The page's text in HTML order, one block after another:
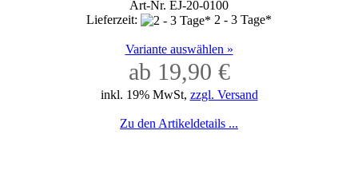
Art-Nr. EJ-20-0100
Lieferzeit:
2 - 3 Tage*
Variante auswählen »
ab 19,90 €
inkl. 19% MwSt, zzgl. Versand
Zu den Artikeldetails ...